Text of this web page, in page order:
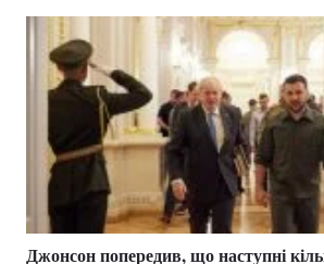
Джонсон попередив, що наступні